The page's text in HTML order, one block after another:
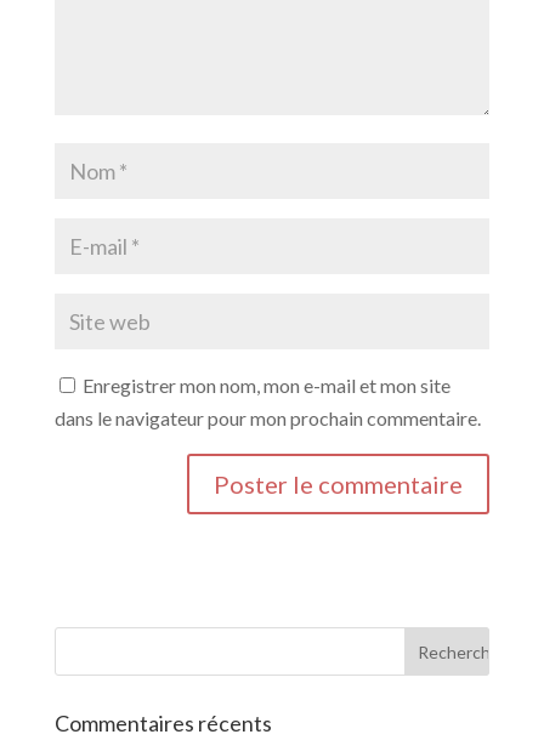
Enregistrer mon nom, mon e-mail et mon site
dans le navigateur pour mon prochain commentaire.
Commentaires récents